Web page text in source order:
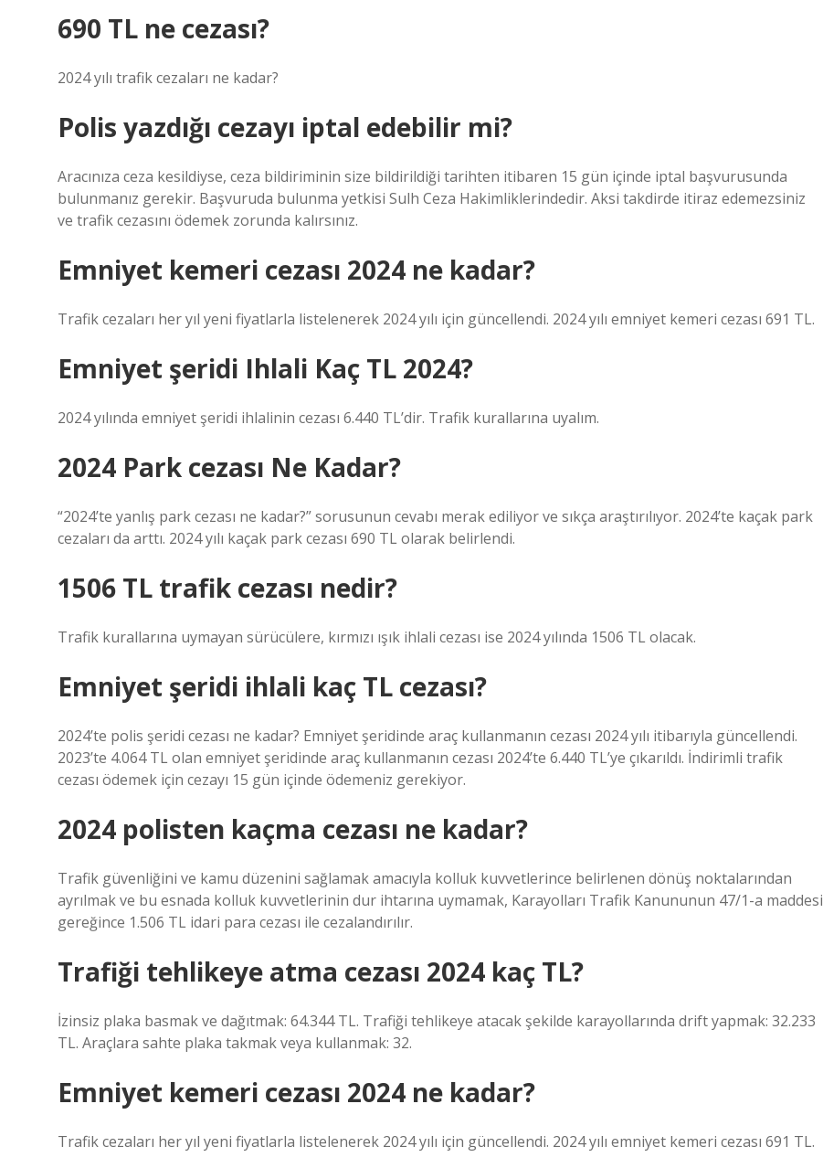
690 TL ne cezası?
2024 yılı trafik cezaları ne kadar?
Polis yazdığı cezayı iptal edebilir mi?
Aracınıza ceza kesildiyse, ceza bildiriminin size bildirildiği tarihten itibaren 15 gün içinde iptal başvurusunda
bulunmanız gerekir. Başvuruda bulunma yetkisi Sulh Ceza Hakimliklerindedir. Aksi takdirde itiraz edemezsiniz
ve trafik cezasını ödemek zorunda kalırsınız.
Emniyet kemeri cezası 2024 ne kadar?
Trafik cezaları her yıl yeni fiyatlarla listelenerek 2024 yılı için güncellendi. 2024 yılı emniyet kemeri cezası 691 TL.
Emniyet şeridi Ihlali Kaç TL 2024?
2024 yılında emniyet şeridi ihlalinin cezası 6.440 TL’dir. Trafik kurallarına uyalım.
2024 Park cezası Ne Kadar?
“2024’te yanlış park cezası ne kadar?” sorusunun cevabı merak ediliyor ve sıkça araştırılıyor. 2024’te kaçak park
cezaları da arttı. 2024 yılı kaçak park cezası 690 TL olarak belirlendi.
1506 TL trafik cezası nedir?
Trafik kurallarına uymayan sürücülere, kırmızı ışık ihlali cezası ise 2024 yılında 1506 TL olacak.
Emniyet şeridi ihlali kaç TL cezası?
2024’te polis şeridi cezası ne kadar? Emniyet şeridinde araç kullanmanın cezası 2024 yılı itibarıyla güncellendi.
2023’te 4.064 TL olan emniyet şeridinde araç kullanmanın cezası 2024’te 6.440 TL’ye çıkarıldı. İndirimli trafik
cezası ödemek için cezayı 15 gün içinde ödemeniz gerekiyor.
2024 polisten kaçma cezası ne kadar?
Trafik güvenliğini ve kamu düzenini sağlamak amacıyla kolluk kuvvetlerince belirlenen dönüş noktalarından
ayrılmak ve bu esnada kolluk kuvvetlerinin dur ihtarına uymamak, Karayolları Trafik Kanununun 47/1-a maddesi
gereğince 1.506 TL idari para cezası ile cezalandırılır.
Trafiği tehlikeye atma cezası 2024 kaç TL?
İzinsiz plaka basmak ve dağıtmak: 64.344 TL. Trafiği tehlikeye atacak şekilde karayollarında drift yapmak: 32.233
TL. Araçlara sahte plaka takmak veya kullanmak: 32.
Emniyet kemeri cezası 2024 ne kadar?
Trafik cezaları her yıl yeni fiyatlarla listelenerek 2024 yılı için güncellendi. 2024 yılı emniyet kemeri cezası 691 TL.